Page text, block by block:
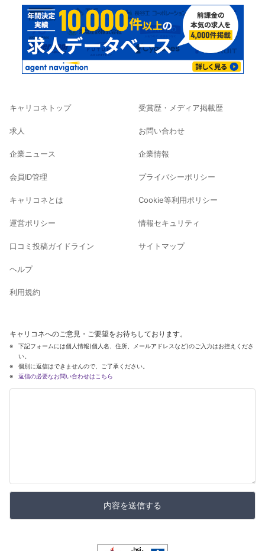
キャリコネトップ
求人
企業ニュース
会員ID管理
キャリコネとは
運営ポリシー
口コミ投稿ガイドライン
ヘルプ
利用規約
受賞歴・メディア掲載歴
お問い合わせ
企業情報
プライバシーポリシー
Cookie等利用ポリシー
情報セキュリティ
サイトマップ
キャリコネへのご意見・ご要望をお待ちしております。
下記フォームには個人情報(個人名、住所、メールアドレスなど)のご入力はお控えくださ
い。
個別に返信はできませんので、ご了承ください。
返信の必要なお問い合わせはこちら
内容を送信する